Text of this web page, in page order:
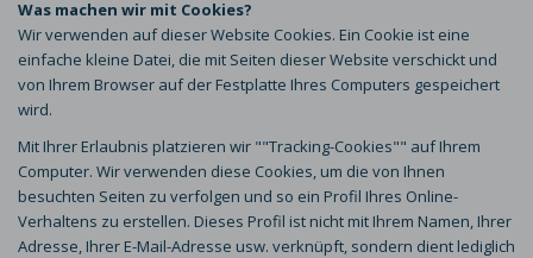
Was machen wir mit Cookies?
Wir verwenden auf dieser Website Cookies. Ein Cookie ist eine
einfache kleine Datei, die mit Seiten dieser Website verschickt und
von Ihrem Browser auf der Festplatte Ihres Computers gespeichert
wird.
Mit Ihrer Erlaubnis platzieren wir ""Tracking-Cookies"" auf Ihrem
Computer. Wir verwenden diese Cookies, um die von Ihnen
besuchten Seiten zu verfolgen und so ein Profil Ihres Online-
Verhaltens zu erstellen. Dieses Profil ist nicht mit Ihrem Namen, Ihrer
Adresse, Ihrer E-Mail-Adresse usw. verknüpft, sondern dient lediglich